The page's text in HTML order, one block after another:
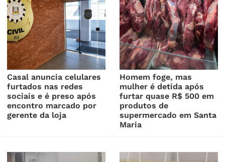
Casal anuncia celulares
furtados nas redes
sociais e é preso após
encontro marcado por
gerente da loja
Homem foge, mas
mulher é detida após
furtar quase R$ 500 em
produtos de
supermercado em Santa
Maria